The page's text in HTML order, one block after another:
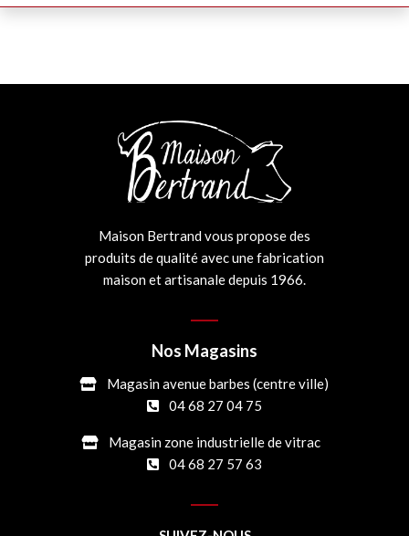
Maison Bertrand vous propose des
produits de qualité avec une fabrication
maison et artisanale depuis 1966.
Nos Magasins
Magasin avenue barbes (centre ville)
04 68 27 04 75
Magasin zone industrielle de vitrac
04 68 27 57 63